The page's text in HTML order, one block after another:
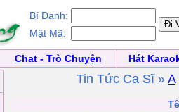
Bí Danh:
Mật Mã:
Chat - Trò Chuyện
Hát
Tin Tức Ca Sĩ » A